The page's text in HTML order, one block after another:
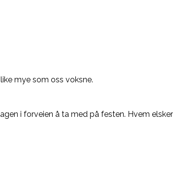
mye som oss voksne.
i forveien å ta med på festen. Hvem